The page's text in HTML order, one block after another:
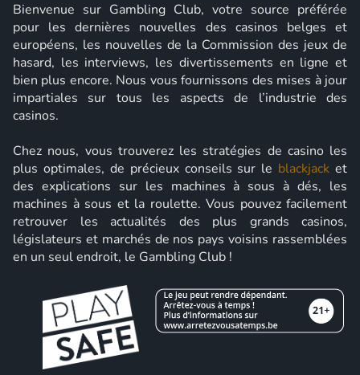
Bienvenue sur Gambling Club, votre source préférée
pour les dernières nouvelles des casinos belges et
européens, les nouvelles de la Commission des jeux de
hasard, les interviews, les divertissements en ligne et
bien plus encore. Nous vous fournissons des mises à jour
impartiales sur tous les aspects de l’industrie des
casinos.
Chez nous, vous trouverez les stratégies de casino les
plus optimales, de précieux conseils sur le blackjack et
des explications sur les machines à sous à dés, les
machines à sous et la roulette. Vous pouvez facilement
retrouver les actualités des plus grands casinos,
législateurs et marchés de nos pays voisins rassemblées
en un seul endroit, le Gambling Club !